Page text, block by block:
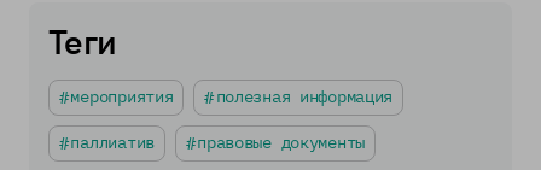
Теги
мероприятия полезная информация
паллиатив правовые документы